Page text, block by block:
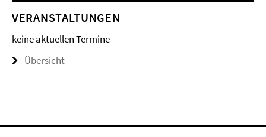
VERANSTALTUNGEN
keine aktuellen Termine
Übersicht